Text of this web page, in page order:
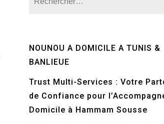
NOUNOU A DOMICILE A TUNIS &
BANLIEUE
Trust Multi-Services : Votre
de Confiance pour
Domicile à Hammam Sousse